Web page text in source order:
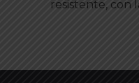
resistente, con